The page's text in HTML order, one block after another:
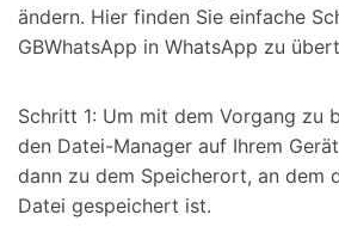
ändern. Hier finden Sie einfache
GBWhatsApp in WhatsApp zu
Schritt 1: Um mit dem Vorgang zu
den Datei-Manager auf Ihrem
dann zu dem Speicherort, an dem
Datei gespeichert ist.